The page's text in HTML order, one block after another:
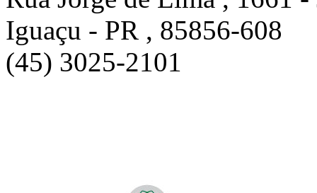
Iguaçu - PR , 85856-608
(45) 3025-2101